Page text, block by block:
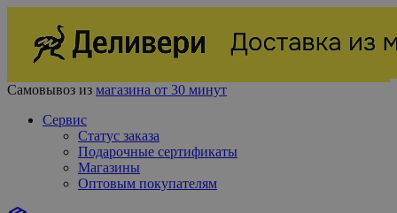
Самовывоз из магазина от 30 минут
Сервис
Статус заказа
Подарочные сертификаты
Магазины
Оптовым покупателям